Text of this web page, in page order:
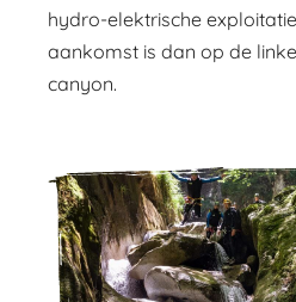
hydro-elektrische
aankomst is dan op de
canyon.